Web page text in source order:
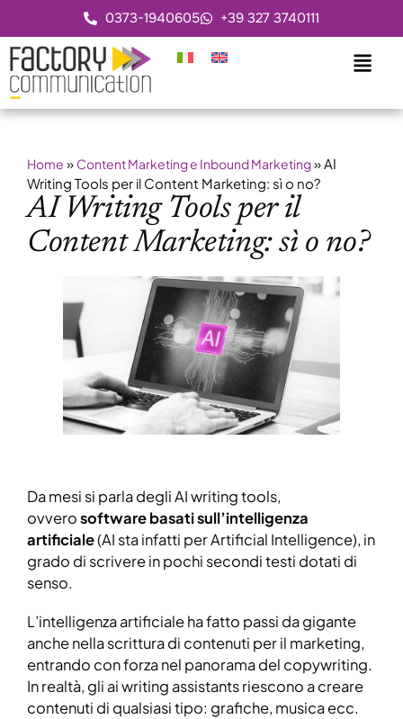
0373-1940605 +39 327 3740111
Home » Content Marketing e Inbound Marketing»AI
Writing Tools per il Content Marketing: sì o no?
AI Writing Tools per il
Content Marketing: sì o no?
Da mesi si parla degli AI writing tools,
ovverosoftware basati sull’intelligenza
artificiale(AI sta infatti per Artificial Intelligence), in
grado di scrivere in pochi secondi testi dotati di
senso.
L’intelligenza artificiale ha fatto passi da gigante
anche nella scrittura di contenuti per il marketing,
entrando con forza nel panorama del copywriting.
In realtà, gli ai writing assistants riescono a creare
contenuti di qualsiasi tipo: grafiche, musica ecc.